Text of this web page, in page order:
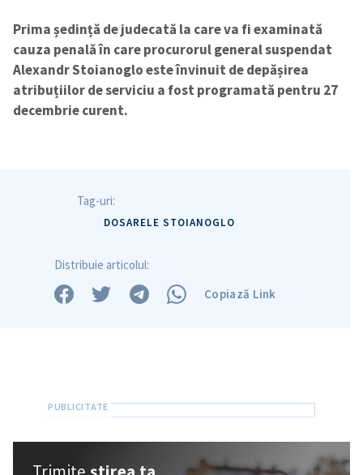
на русском
Prima ședință de judecată la care va fi examinată
cauza penală în care procurorul general suspendat
Alexandr Stoianoglo este învinuit de depășirea
atribuțiilor de serviciu a fost programată pentru 27
decembrie curent.
Tag-uri:
DOSARELE STOIANOGLO
Distribuie articolul:
Copiază Link